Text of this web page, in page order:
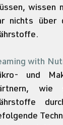
wissen
nichts über
with
und
wie